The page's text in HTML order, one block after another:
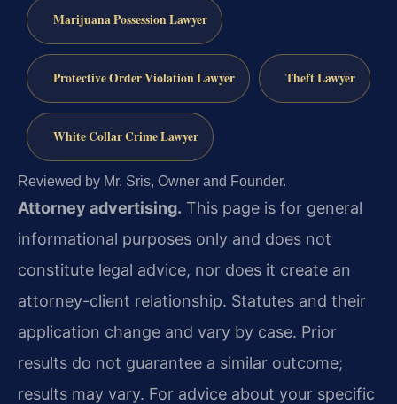
Marijuana Possession Lawyer
Protective Order Violation Lawyer Theft Lawyer
White Collar Crime Lawyer
Reviewed by Mr. Sris, Owner and Founder.
Attorney advertising. This page is for general
informational purposes only and does not
constitute legal advice, nor does it create an
attorney-client relationship. Statutes and their
application change and vary by case. Prior
results do not guarantee a similar outcome;
results may vary. For advice about your specific